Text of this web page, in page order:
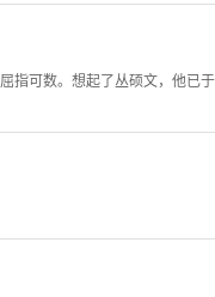
指可数。想起了丛硕文，他已